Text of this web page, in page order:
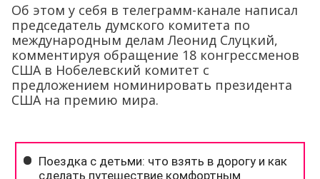
Об этом у себя в телеграмм-канале написал
председатель думского комитета по
международным делам Леонид Слуцкий,
комментируя обращение 18 конгрессменов
США в Нобелевский комитет с
предложением номинировать президента
США на премию мира.